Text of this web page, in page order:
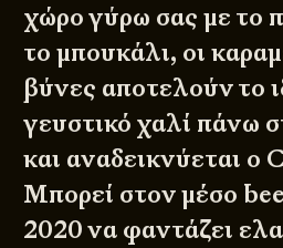
χώρο γύρω σας με το
το μπουκάλι, οι
βύνες αποτελούν το
γευστικό χαλί πάνω
και αναδεικνύεται ο
Μπορεί στον μέσο
2020 να φαντάζει